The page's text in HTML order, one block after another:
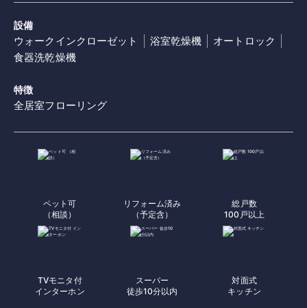
設備
ウォークインクローゼット 浴室乾燥機
オートロック
食器洗乾燥機
特徴
全居室フローリング
ペット可
（相談）
リフォーム済み
（予定含）
総戸数
100戸以上
TVモニタ付
インターホン
スーパー
徒歩10分以内
対面式
キッチン